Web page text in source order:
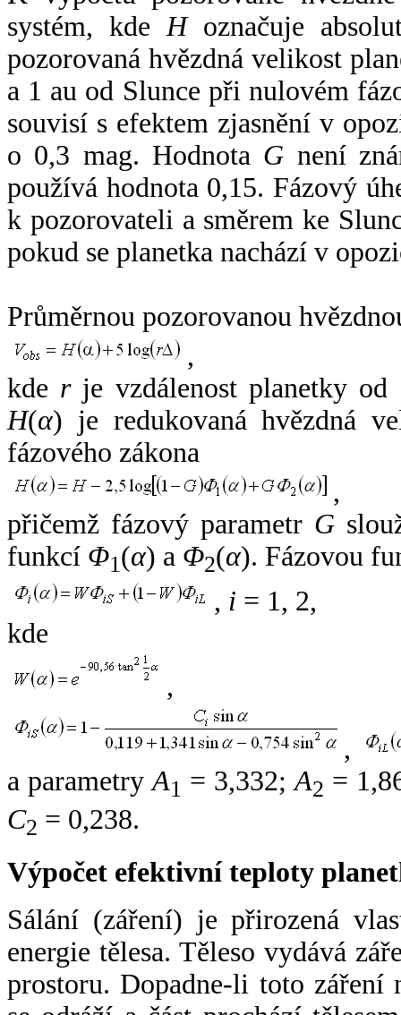
systém, kde Hoznačuje
pozorovaná hvězdná velikost
a 1 au od Slunce při nulovém
souvisí s efektem zjasnění v
o 0,3 mag. Hodnota G není
používá hodnota 0,15. Fázový
k pozorovateli a směrem ke
pokud se planetka nachází v
Průměrnou pozorovanou
,
kde rje vzdálenost planetky od
H(α) je redukovaná hvězdná
fázového zákona
,
přičemž fázový parametr G
funkcí Φ1(α) a Φ2(α). Fázovou
, i = 1, 2,
kde
,
,
a parametryA1 = 3,332;A2 =
C2 = 0,238.
Výpočet efektivní teploty
Sálání (záření) je přirozená
energie tělesa. Těleso vydává
prostoru. Dopadne-li toto záření